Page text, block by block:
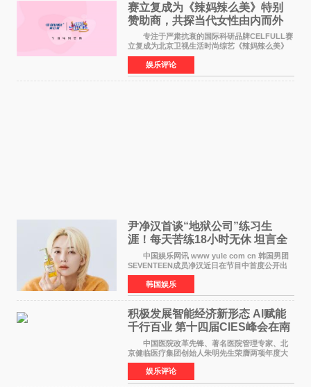
赛立复成为《辣妈辣么美》特别
赞助商，共探当代女性由内而外
活力美
专注于严肃抗衰的国际科研品牌CELFULL赛
立复成为北京卫视生活时尚综艺《辣妈辣么美》
的特别赞助商,明星辣妈袁咏仪倾情参与，向广大
都市女性传递健康生活新主张，寄语当代女性在
家庭与自我之间
娱乐评论
尹净汉首谈“地狱公司”练习生
涯！每天苦练18小时无休 坦言全
靠成员撑过来
中国娱乐网讯 www yule com cn 韩国男团
SEVENTEEN成员净汉近日在节目中首度公开出
道前的残酷练习生经历，并提及经纪公司Pledis
娱乐，引发广泛关注。 在8月2日播出的日本
TBS综艺节目《周
韩国娱乐
积极发展智能经济新形态 Al赋能
千行百业 第十四届CIES峰会在南
京盛大召开
中国医院改革先锋、著名医院管理专家、北
京健临医疗集团创始人朱明先生荣膺两项年度大
奖 2026年7月31日，盛夏金陵，长江之畔，
以重落地·真务实·强链接为主题的2026&lsquo;人
工智能+&rsquo
娱乐评论